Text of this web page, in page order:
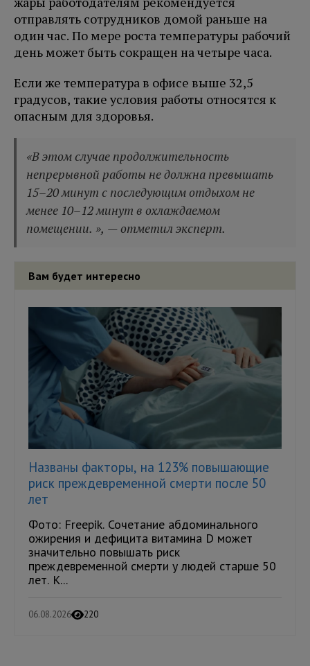
отправлять сотрудников домой раньше на
один час. По мере роста температуры рабочий
день может быть сокращен на четыре часа.
Если же температура в офисе выше 32,5
градусов, такие условия работы относятся к
опасным для здоровья.
«В этом случае продолжительность
непрерывной работы не должна превышать
15–20 минут с последующим отдыхом не
менее 10–12 минут в охлаждаемом
помещении. », — отметил эксперт.
Вам будет интересно
Названы факторы, на 123% повышающие
риск преждевременной смерти после 50
лет
Фото: Freepik. Сочетание абдоминального
ожирения и дефицита витамина D может
значительно повышать риск
преждевременной смерти у людей старше 50
лет. К...
06.08.2026 220